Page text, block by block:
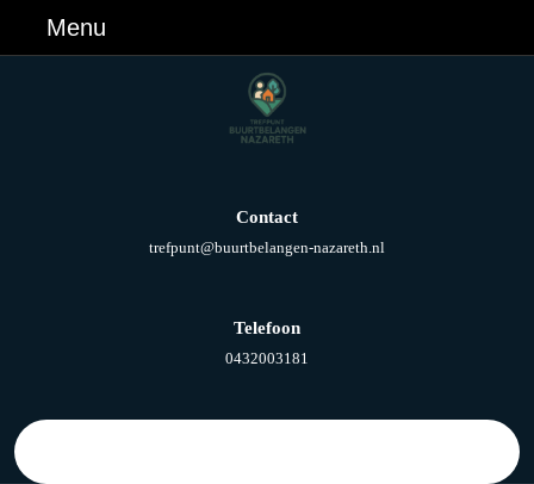
Menu
Contact
trefpunt@buurtbelangen-nazareth.nl
Telefoon
0432003181